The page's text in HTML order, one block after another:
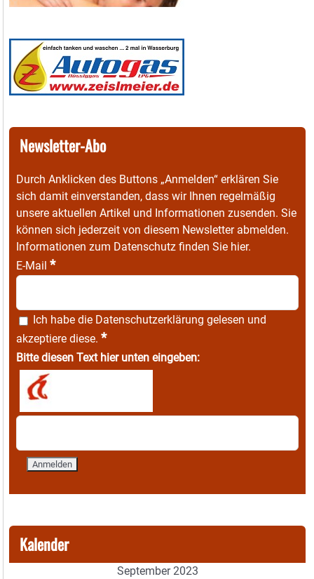
Newsletter-Abo
Durch Anklicken des Buttons „Anmelden“ erklären Sie
sich damit einverstanden, dass wir Ihnen regelmäßig
unsere aktuellen Artikel und Informationen zusenden. Sie
können sich jederzeit von diesem Newsletter abmelden.
Informationen zum Datenschutz finden Sie hier.
E-Mail *
Ich habe die Datenschutzerklärung gelesen und
akzeptiere diese. *
Bitte diesen Text hier unten eingeben:
Kalender
September 2023